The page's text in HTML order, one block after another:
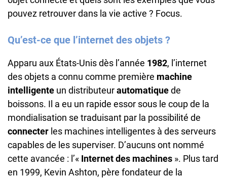
pouvez retrouver dans la vie active ? Focus.
Qu’est-ce que l’internet des objets ?
Apparu aux États-Unis dès l’année 1982, l’internet
des objets a connu comme première machine
intelligente un distributeurautomatiquede
boissons. Il a eu un rapide essor sous le coup de la
mondialisation se traduisant par la possibilité de
connecter les machines intelligentes à des serveurs
capables de les superviser. D’aucuns ont nommé
cette avancée : l’« Internetdes machines ». Plus tard
en 1999, Kevin Ashton, père fondateur de la